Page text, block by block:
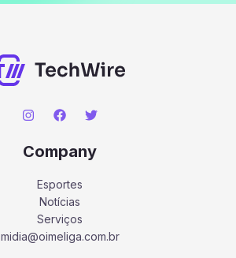
Company
Esportes
Notícias
Serviços
midia@oimeliga.com.br